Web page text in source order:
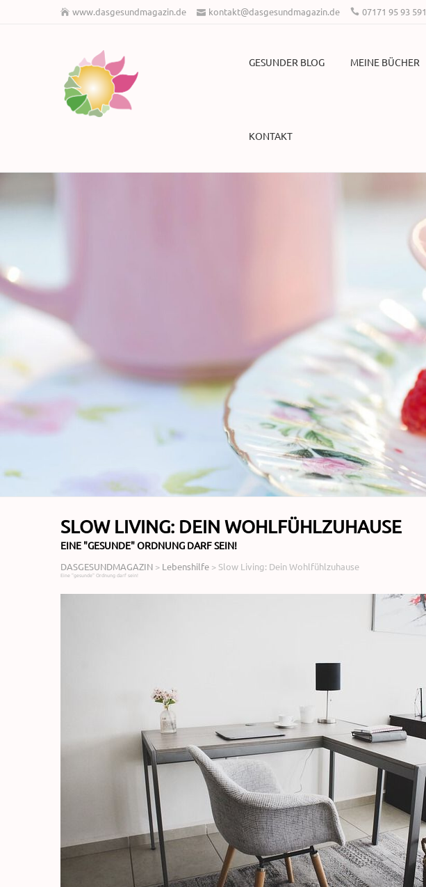
www.dasgesundmagazin.de kontakt@dasgesundmagazin.de 07171 95 93 591
GESUNDER BLOG MEINE BÜCHER
KONTAKT
SLOW LIVING: DEIN WOHLFÜHLZUHAUSE
EINE "GESUNDE" ORDNUNG DARF SEIN!
DASGESUNDMAGAZIN > Lebenshilfe > Slow Living: Dein Wohlfühlzuhause
Eine "gesunde" Ordnung darf sein!